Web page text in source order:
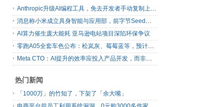
Anthropic升级AI编程工具，免去开发者手动复制上下文
消息称小米成立具身智能与应用部，前字节Seed孔涛挂帅
AI算力催生庞大能耗 亚马逊电站项目深陷环保争议
零跑A05全套车色公布：松岚灰、莓莓蓝等，预计明日上市
Meta CTO：AI提升的效率应投入产品开发，而非增加休假
热门新闻
「1000万」的竹知了，下架了「余大嘴」